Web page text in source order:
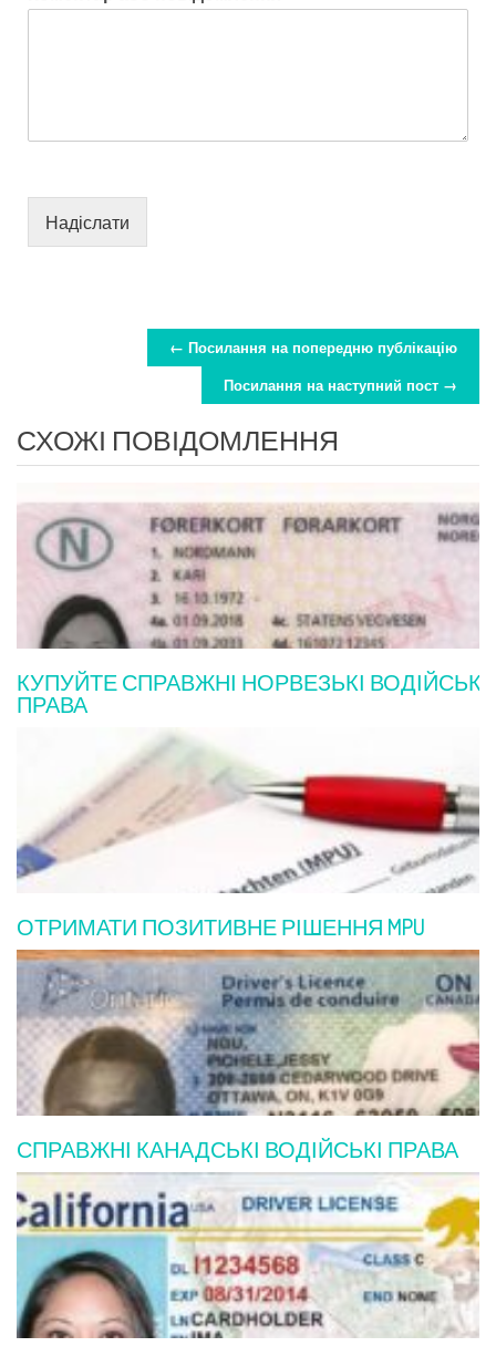
Надіслати
НАВІГАЦІЯ ДОПИСІВ← Посилання на попередню публікацію
Посилання на наступний пост →
СХОЖІ ПОВІДОМЛЕННЯ
КУПУЙТЕ СПРАВЖНІ НОРВЕЗЬКІ ВОДІЙСЬКІ
ПРАВА
ОТРИМАТИ ПОЗИТИВНЕ РІШЕННЯ MPU
СПРАВЖНІ КАНАДСЬКІ ВОДІЙСЬКІ ПРАВА